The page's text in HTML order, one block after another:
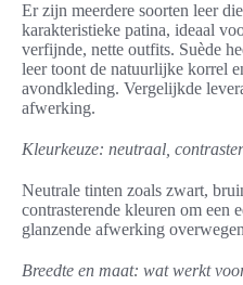
Er zijn meerdere soorten leer
karakteristieke patina, ideaal
verfijnde, nette outfits. Suède
leer toont de natuurlijke korrel
avondkleding. Vergelijkde
afwerking.
Kleurkeuze: neutraal,
Neutrale tinten zoals zwart,
contrasterende kleuren om
glanzende afwerking
Breedte en maat: wat werkt